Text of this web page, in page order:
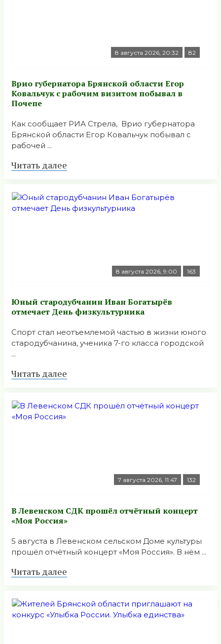
8 августа 2026, 20:32 82
Врио губернатора Брянской области Егор
Ковальчук с рабочим визитом побывал в
Почепе
Как сообщает РИА Стрела, Врио губернатора
Брянской области Егор Ковальчук побывал с
рабочей ...
Читать далее
8 августа 2026, 9:00 163
Юный стародубчанин Иван Богатырёв
отмечает День физкультурника
Спорт стал неотъемлемой частью в жизни юного
стародубчанина, ученика 7-го класса городской
...
Читать далее
7 августа 2026, 11:47 132
В Левенском СДК прошёл отчётный концерт
«Моя Россия»
5 августа в Левенском сельском Доме культуры
прошёл отчётный концерт «Моя Россия». В нём ...
Читать далее